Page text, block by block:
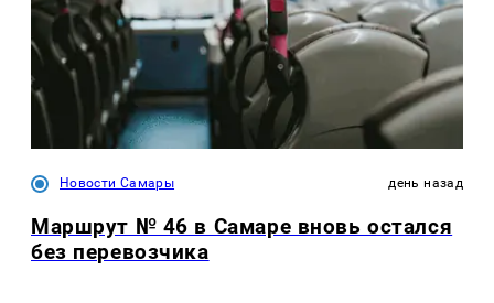
Новости Самары день назад
Маршрут № 46 в Самаре вновь остался
без перевозчика